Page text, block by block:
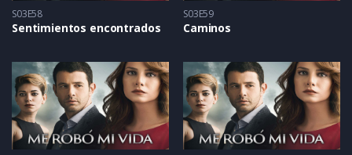
S03E58
Sentimientos encontrados
S03E59
Caminos